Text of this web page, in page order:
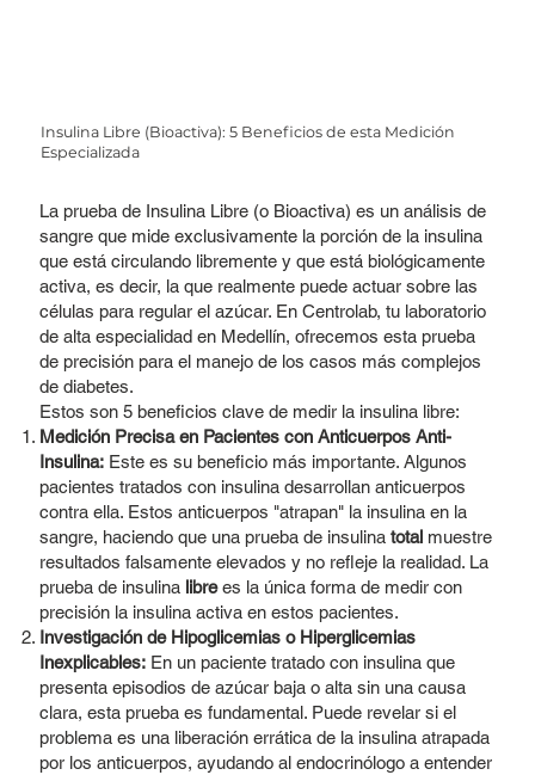
Insulina Libre (Bioactiva): 5 Beneficios de esta Medición
Especializada
La prueba de Insulina Libre (o Bioactiva) es un análisis de
sangre que mide exclusivamente la porción de la insulina
que está circulando libremente y que está biológicamente
activa, es decir, la que realmente puede actuar sobre las
células para regular el azúcar. En Centrolab, tu laboratorio
de alta especialidad en Medellín, ofrecemos esta prueba
de precisión para el manejo de los casos más complejos
de diabetes.
Estos son 5 beneficios clave de medir la insulina libre:
Medición Precisa en Pacientes con Anticuerpos Anti-
Insulina:Este es su beneficio más importante. Algunos
pacientes tratados con insulina desarrollan anticuerpos
contra ella. Estos anticuerpos "atrapan" la insulina en la
sangre, haciendo que una prueba de insulina totalmuestre
resultados falsamente elevados y no refleje la realidad. La
prueba de insulina librees la única forma de medir con
precisión la insulina activa en estos pacientes.
Investigación de Hipoglicemias o Hiperglicemias
Inexplicables:En un paciente tratado con insulina que
presenta episodios de azúcar baja o alta sin una causa
clara, esta prueba es fundamental. Puede revelar si el
problema es una liberación errática de la insulina atrapada
por los anticuerpos, ayudando al endocrinólogo a entender